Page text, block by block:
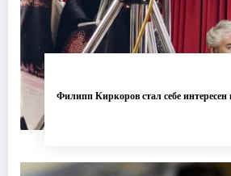
Филипп Киркоров стал себе интересен